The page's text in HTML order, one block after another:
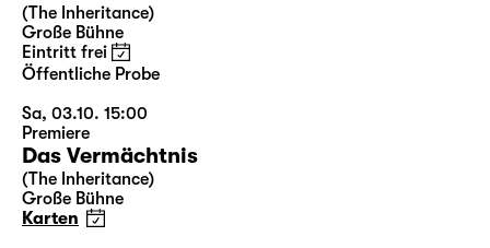
(The Inheritance)
Große Bühne
Eintritt frei
Öffentliche Probe
Sa, 03.10. 15:00
Premiere
Das Vermächtnis
(The Inheritance)
Große Bühne
Karten